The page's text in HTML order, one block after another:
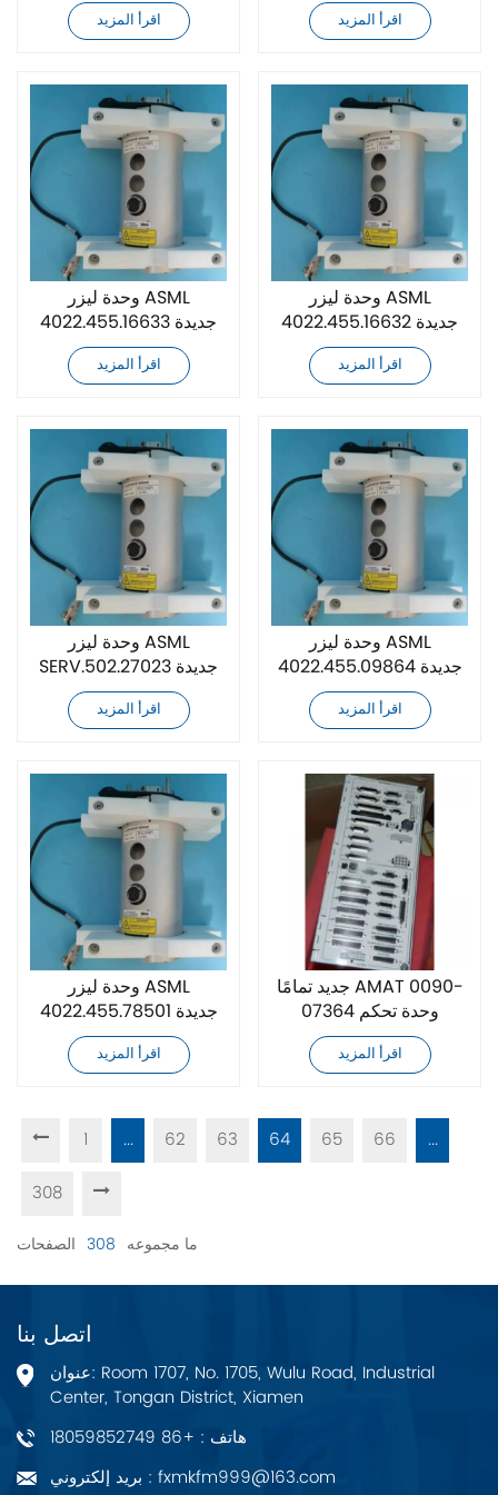
اقرأ المزيد اقرأ المزيد
وحدة ليزر ASML
4022.455.16633 جديدة
تمامًا
اقرأ المزيد
وحدة ليزر ASML
4022.455.16632 جديدة
تمامًا
اقرأ المزيد
وحدة ليزر ASML
SERV.502.27023 جديدة
تمامًا
اقرأ المزيد
وحدة ليزر ASML
4022.455.09864 جديدة
تمامًا
اقرأ المزيد
وحدة ليزر ASML
4022.455.78501 جديدة
تمامًا
اقرأ المزيد
جديد تمامًا AMAT 0090-
07364 وحدة تحكم
الطباعة الضوئية عالية
الدقة
اقرأ المزيد
1 ... 62 63 64 65 66
...
308
ما مجموعه 308 الصفحات
اتصل بنا
عنوان: Room 1707, No. 1705, Wulu Road, Industrial
Center, Tongan District, Xiamen
هاتف : +86 18059852749
بريد إلكتروني : fxmkfm999@163.com